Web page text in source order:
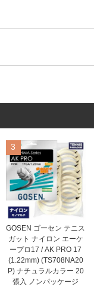
3
GOSEN ゴーセン テニス
ガット ナイロン エーケ
ープロ17 / AK PRO 17
(1.22mm) (TS708NA20
P) ナチュラルカラー 20
張入 ノンパッケージ